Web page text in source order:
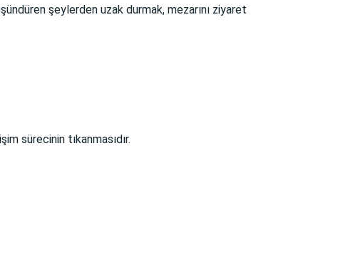
şeylerden uzak durmak, mezarını ziyaret
sürecinin tıkanmasıdır.